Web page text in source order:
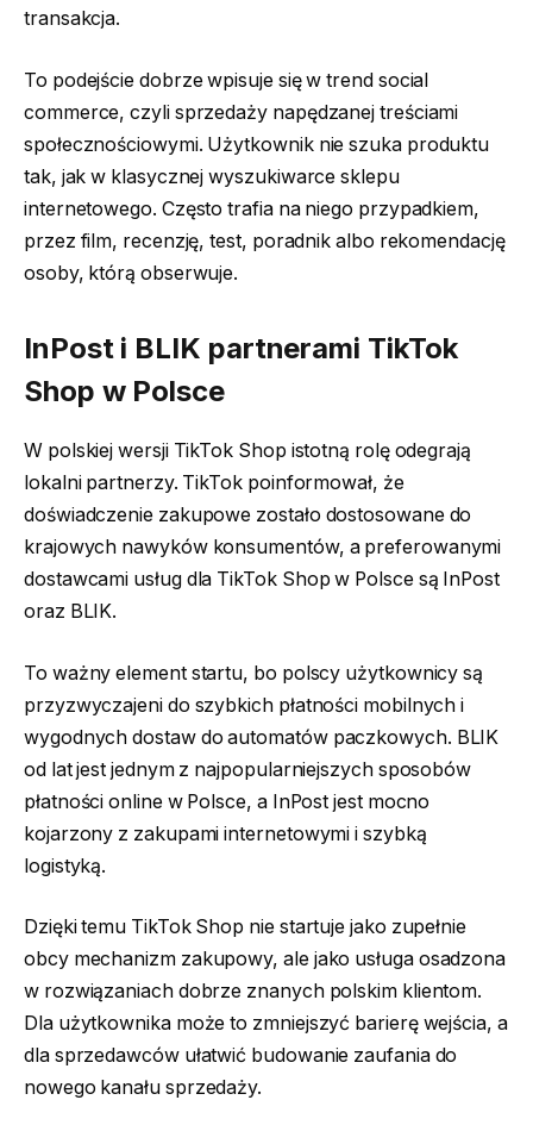
transakcja.
To podejście dobrze wpisuje się w trend social
commerce, czyli sprzedaży napędzanej treściami
społecznościowymi. Użytkownik nie szuka produktu
tak, jak w klasycznej wyszukiwarce sklepu
internetowego. Często trafia na niego przypadkiem,
przez film, recenzję, test, poradnik albo rekomendację
osoby, którą obserwuje.
InPost i BLIK partnerami TikTok
Shop w Polsce
W polskiej wersji TikTok Shop istotną rolę odegrają
lokalni partnerzy. TikTok poinformował, że
doświadczenie zakupowe zostało dostosowane do
krajowych nawyków konsumentów, a preferowanymi
dostawcami usług dla TikTok Shop w Polsce są InPost
oraz BLIK.
To ważny element startu, bo polscy użytkownicy są
przyzwyczajeni do szybkich płatności mobilnych i
wygodnych dostaw do automatów paczkowych. BLIK
od lat jest jednym z najpopularniejszych sposobów
płatności online w Polsce, a InPost jest mocno
kojarzony z zakupami internetowymi i szybką
logistyką.
Dzięki temu TikTok Shop nie startuje jako zupełnie
obcy mechanizm zakupowy, ale jako usługa osadzona
w rozwiązaniach dobrze znanych polskim klientom.
Dla użytkownika może to zmniejszyć barierę wejścia, a
dla sprzedawców ułatwić budowanie zaufania do
nowego kanału sprzedaży.